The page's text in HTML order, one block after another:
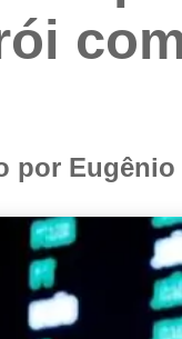
por Eugênio